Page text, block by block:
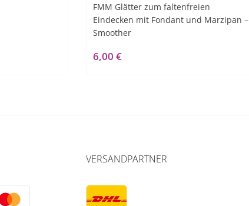
FMM Glätter zum faltenfreien
Eindecken mit Fondant und Marzipan –
Smoother
6,00 €
VERSANDPARTNER